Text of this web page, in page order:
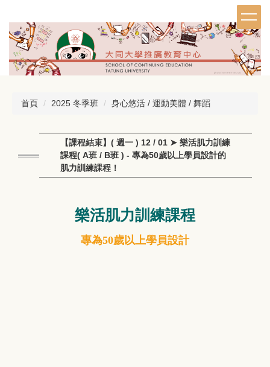
到
主
內
首頁
2025 冬季班 身心悠活 / 運動美體 / 舞蹈
【課程結束】( 週一 ) 12 / 01 ➤ 樂活肌力訓練
課程( A班 / B班 ) - 專為50歲以上學員設計的
肌力訓練課程！
樂活肌力訓練課程
專為50歲以上學員設計